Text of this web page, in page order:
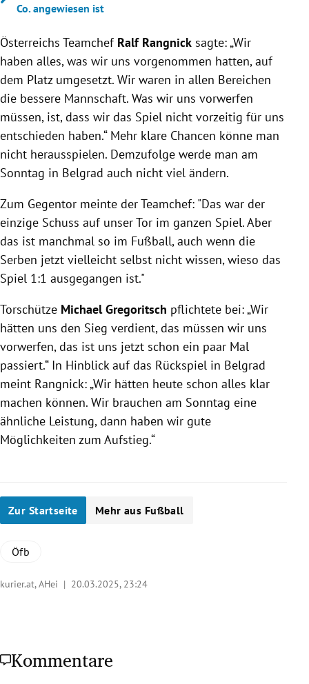
Co. angewiesen ist
Österreichs Teamchef Ralf Rangnick sagte: „Wir
haben alles, was wir uns vorgenommen hatten, auf
dem Platz umgesetzt. Wir waren in allen Bereichen
die bessere Mannschaft. Was wir uns vorwerfen
müssen, ist, dass wir das Spiel nicht vorzeitig für uns
entschieden haben.“ Mehr klare Chancen könne man
nicht herausspielen. Demzufolge werde man am
Sonntag in Belgrad auch nicht viel ändern.
Zum Gegentor meinte der Teamchef: "Das war der
einzige Schuss auf unser Tor im ganzen Spiel. Aber
das ist manchmal so im Fußball, auch wenn die
Serben jetzt vielleicht selbst nicht wissen, wieso das
Spiel 1:1 ausgegangen ist."
Torschütze Michael Gregoritsch pflichtete bei: „Wir
hätten uns den Sieg verdient, das müssen wir uns
vorwerfen, das ist uns jetzt schon ein paar Mal
passiert.“ In Hinblick auf das Rückspiel in Belgrad
meint Rangnick: „Wir hätten heute schon alles klar
machen können. Wir brauchen am Sonntag eine
ähnliche Leistung, dann haben wir gute
Möglichkeiten zum Aufstieg.“
Zur Startseite Mehr aus Fußball
Öfb
kurier.at, AHei | 20.03.2025, 23:24
Kommentare